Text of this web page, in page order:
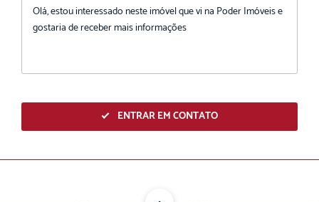
ENTRAR EM CONTATO